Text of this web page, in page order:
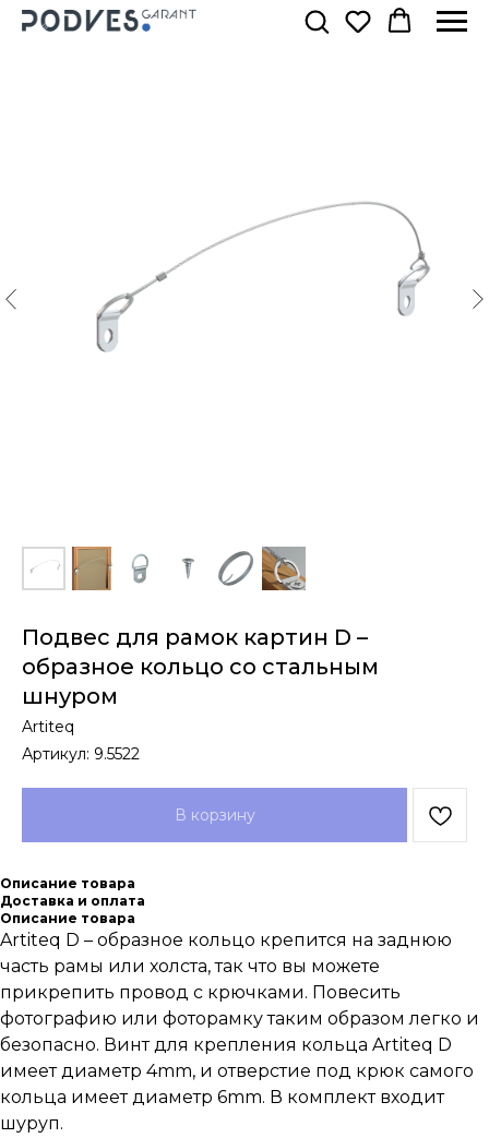
Подвес для рамок картин D –
образное кольцо со стальным
шнуром
Artiteq
Артикул: 9.5522
В корзину
Описание товара
Доставка и оплата
Описание товара
Artiteq D – образное кольцо крепится на заднюю
часть рамы или холста, так что вы можете
прикрепить провод с крючками. Повесить
фотографию или фоторамку таким образом легко и
безопасно. Винт для крепления кольца Artiteq D
имеет диаметр 4mm, и отверстие под крюк самого
кольца имеет диаметр 6mm. В комплект входит
шуруп.